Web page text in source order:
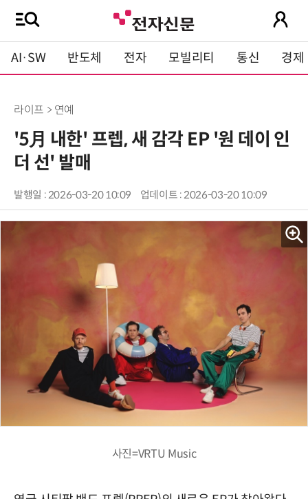
AI·SW 반도체 전자 모빌리티 통신 경제
라이프 > 연예
'5月 내한' 프렙, 새 감각 EP '원 데이 인
더 선' 발매
발행일 : 2026-03-20 10:09 업데이트 : 2026-03-20 10:09
사진=VRTU Music